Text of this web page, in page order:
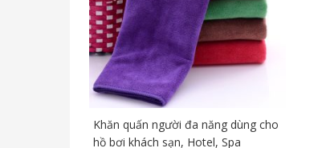
Khăn quấn người đa năng dùng cho
hồ bơi khách sạn, Hotel, Spa